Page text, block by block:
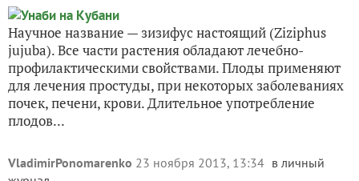
Научное название — зизифус настоящий (Ziziphus
jujuba). Все части растения обладают лечебно-
профилактическими свойствами. Плоды применяют
для лечения простуды, при некоторых заболеваниях
почек, печени, крови. Длительное употребление
плодов...
VladimirPonomarenko 23 ноября 2013, 13:34 в личный